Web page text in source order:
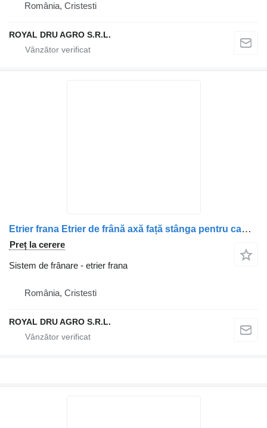
România, Cristesti
ROYAL DRU AGRO S.R.L.
Etrier frana Etrier de frână axă față stânga pentru camion Irisbus 503130944 / 500061206
Preț la cerere
Sistem de frânare - etrier frana
România, Cristesti
ROYAL DRU AGRO S.R.L.